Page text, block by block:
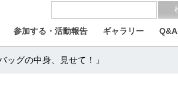
参加する・活動報告 ギャラリー Q&A
ッグの中身、見せて！」